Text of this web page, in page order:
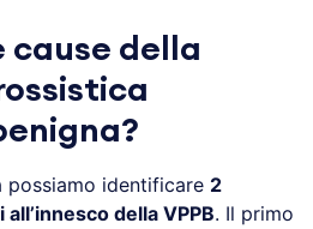
cause della
identificare 2
della VPPB. Il primo